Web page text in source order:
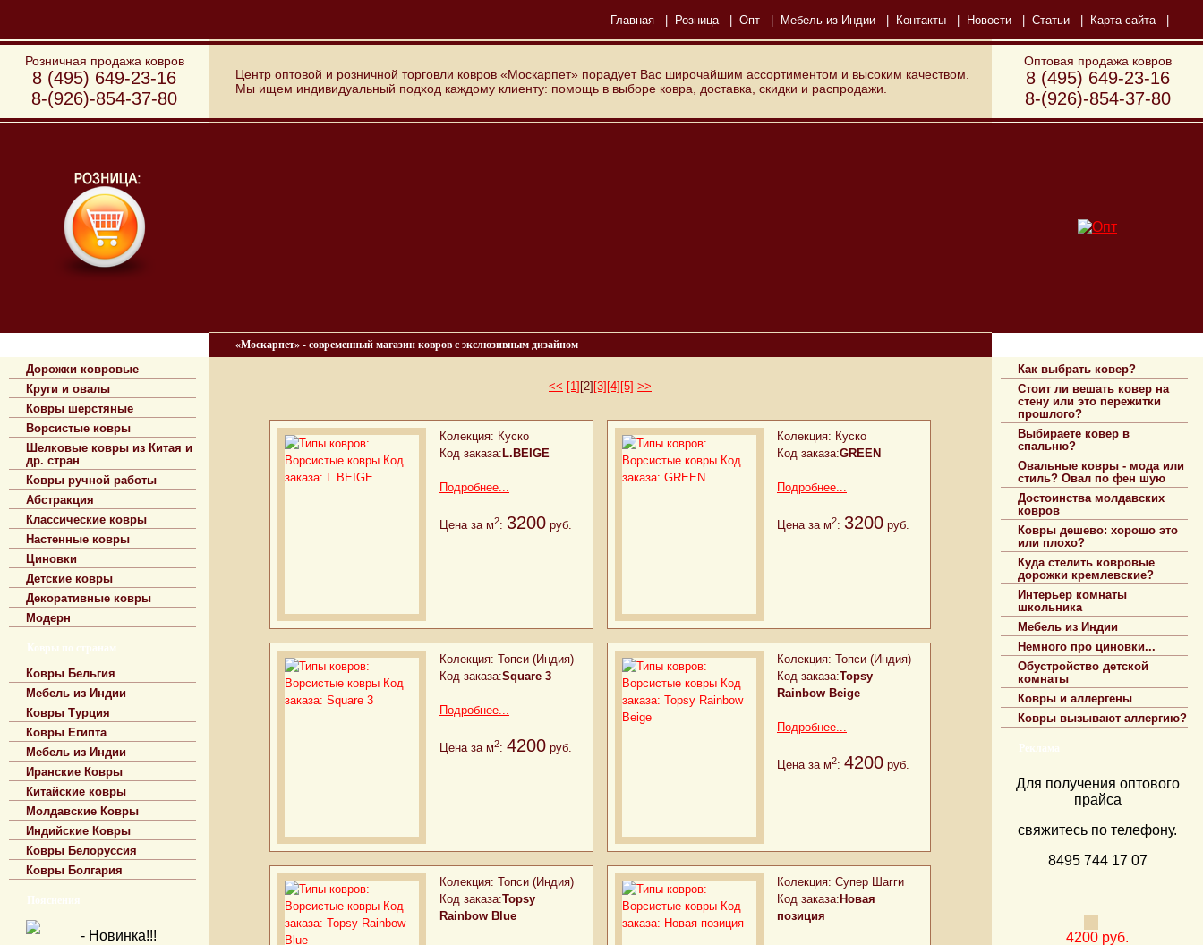
Главная Розница| Опт Мебель из Индии Контакты Новости Статьи Карта сайта|
Розничная продажа ковров
8 (495) 649-23-16
8-(926)-854-37-80
Центр оптовой и розничной торговли ковров «Москарпет» порадует Вас широчайшим ассортиментом и высоким качеством.
Мы ищем индивидуальный подход каждому клиенту: помощь в выборе ковра, доставка, скидки и распродажи.
Оптовая продажа ковров
8 (495) 649-23-16
8-(926)-854-37-80
«Москарпет» - современный магазин ковров с экслюзивным дизайном
Дорожки ковровые
Круги и овалы
Ковры шерстяные
Ворсистые ковры
Шелковые ковры из Китая и
др. стран
Ковры ручной работы
Абстракция
Классические ковры
Настенные ковры
Циновки
Детские ковры
Декоративные ковры
Модерн
Ковры по странам
Ковры Бельгия
Мебель из Индии
Ковры Турция
Ковры Египта
Мебель из Индии
Иранские Ковры
Китайские ковры
Молдавские Ковры
Индийские Ковры
Ковры Белоруссия
Ковры Болгария
Пояснения
- Новинка!!!
<< [1] [2] [3] [4] [5] >>
Колекция: Куско
Код заказа: L.BEIGE
Подробнее...
Цена за м2: 3200 руб.
Колекция: Куско
Код заказа:GREEN
Подробнее...
Цена за м2: 3200 руб.
Колекция: Топси (Индия)
Код заказа:Square 3
Подробнее...
Цена за м2: 4200 руб.
Колекция: Топси (Индия)
Код заказа:Topsy
Rainbow Beige
Подробнее...
Цена за м2: 4200 руб.
Колекция: Топси (Индия)
Код заказа:Topsy
Rainbow Blue
Колекция: Супер Шагги
Код заказа: Новая
позиция
Как выбрать ковер?
Стоит ли вешать ковер на
стену или это пережитки
прошлого?
Выбираете ковер в
спальню?
Овальные ковры - мода или
стиль? Овал по фен шую
Достоинства молдавских
ковров
Ковры дешево: хорошо это
или плохо?
Куда стелить ковровые
дорожки кремлевские?
Интерьер комнаты
школьника
Мебель из Индии
Немного про циновки...
Обустройство детской
комнаты
Ковры и аллергены
Ковры вызывают аллергию?
Реклама
Для получения оптового
прайса
свяжитесь по телефону.
8495 744 17 07
4200 руб.